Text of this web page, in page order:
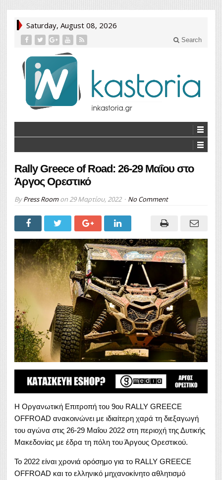
Saturday, August 08, 2026
Search
Rally Greece of Road: 26-29 Μαΐου στο
Άργος Ορεστικό
ByPress Roomon 29 Μαρτίου, 2022 No Comment
Η Οργανωτική Επιτροπή του 9ου RALLY GREECE
OFFROAD ανακοινώνει με ιδιαίτερη χαρά τη διεξαγωγή
του αγώνα στις 26-29 Μαΐου 2022 στη περιοχή της Δυτικής
Μακεδονίας με έδρα τη πόλη του Άργους Ορεστικού.
Το 2022 είναι χρονιά ορόσημο για το RALLY GREECE
OFFROAD και το ελληνικό μηχανοκίνητο αθλητισμό